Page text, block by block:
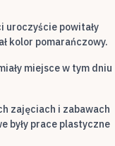
uroczyście powitały
kolor pomarańczowy.
miejsce w tym dniu
zajęciach i zabawach
były prace plastyczne